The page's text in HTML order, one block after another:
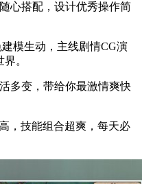
心搭配，设计优秀操作简
模生动，主线剧情CG演
。
多变，带给你最激情爽快
，技能组合超爽，每天必